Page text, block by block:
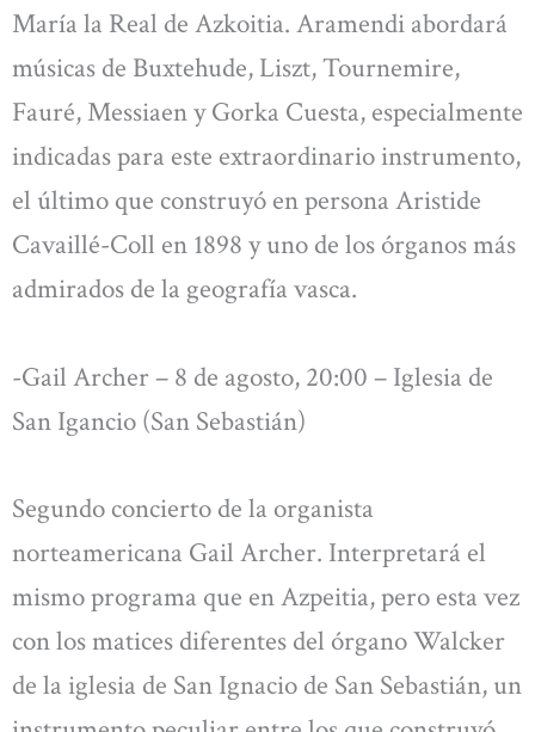
María la Real de Azkoitia. Aramendi abordará
músicas de Buxtehude, Liszt, Tournemire,
Fauré, Messiaen y Gorka Cuesta, especialmente
indicadas para este extraordinario instrumento,
el último que construyó en persona Aristide
Cavaillé-Coll en 1898 y uno de los órganos más
admirados de la geografía vasca.
-Gail Archer – 8 de agosto, 20:00 – Iglesia de
San Igancio (San Sebastián)
Segundo concierto de la organista
norteamericana Gail Archer. Interpretará el
mismo programa que en Azpeitia, pero esta vez
con los matices diferentes del órgano Walcker
de la iglesia de San Ignacio de San Sebastián, un